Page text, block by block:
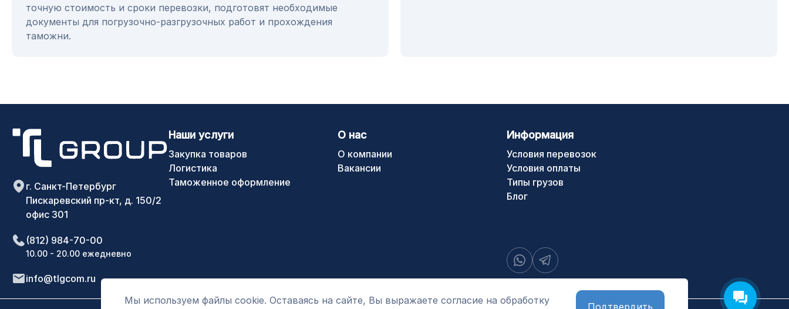
точную стоимость и сроки перевозки, подготовят необходимые
документы для погрузочно-разгрузочных работ и прохождения
таможни.
Мы используем файлы cookie. Оставаясь на сайте, Вы выражаете согласие на обработку
Подтвердить
г. Санкт-Петербург
Пискаревский пр-кт, д. 150/2
офис 301
(812) 984-70-00
10.00 - 20.00 ежедневно
info@tlgcom.ru
Закупка товаров
Наши услуги
Логистика
Таможенное оформление
О нас
О компании
Вакансии
Информация
Условия перевозок
Условия оплаты
Типы грузов
Блог